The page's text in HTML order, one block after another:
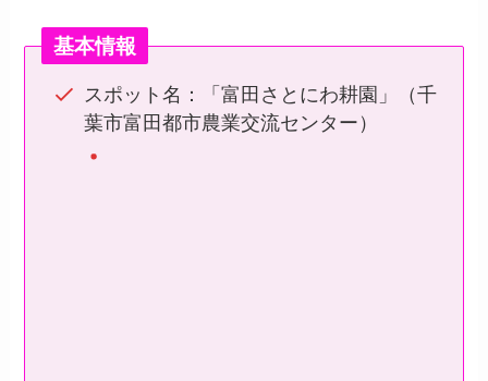
基本情報
スポット名：「富田さとにわ耕園」（千
葉市富田都市農業交流センター）